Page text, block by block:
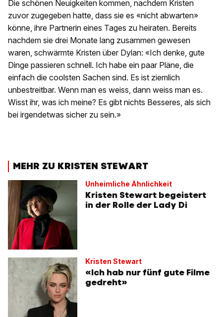
Die schönen Neuigkeiten kommen, nachdem Kristen
zuvor zugegeben hatte, dass sie es «nicht abwarten»
könne, ihre Partnerin eines Tages zu heiraten. Bereits
nachdem sie drei Monate lang zusammen gewesen
waren, schwärmte Kristen über Dylan: «Ich denke, gute
Dinge passieren schnell. Ich habe ein paar Pläne, die
einfach die coolsten Sachen sind. Es ist ziemlich
unbestreitbar. Wenn man es weiss, dann weiss man es.
Wisst ihr, was ich meine? Es gibt nichts Besseres, als sich
bei irgendetwas sicher zu sein.»
MEHR ZU KRISTEN STEWART
Unheimliche Ähnlichkeit
Kristen Stewart begeistert
in der Rolle der Lady Di
Kristen Stewart
«Ich hab nur fünf gute Filme
gedreht»